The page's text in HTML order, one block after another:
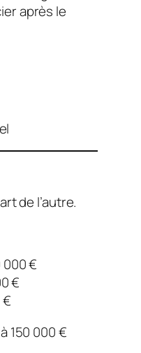
après le
de l’autre.
€
€
€
150 000 €